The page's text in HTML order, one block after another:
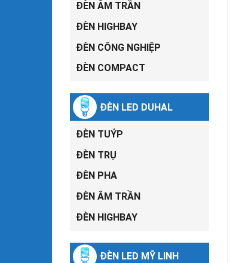
ĐÈN ÂM TRẦN
ĐÈN HIGHBAY
ĐÈN CÔNG NGHIỆP
ĐÈN COMPACT
ĐÈN LED DUHAL
ĐÈN TUÝP
ĐÈN TRỤ
ĐÈN PHA
ĐÈN ÂM TRẦN
ĐÈN HIGHBAY
ĐÈN LED MỸ LINH